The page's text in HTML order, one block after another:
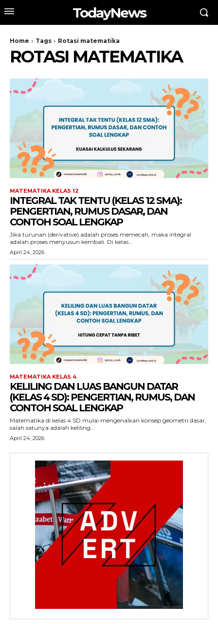
TodayNews
Home Tags Rotasi matematika
ROTASI MATEMATIKA
MATEMATIKA KELAS 12
INTEGRAL TAK TENTU (KELAS 12 SMA):
PENGERTIAN, RUMUS DASAR, DAN
CONTOH SOAL LENGKAP
Jika turunan (derivative) adalah proses memecah, maka integral
adalah proses menyusun kembali. Di kelas...
April 24, 2026
MATEMATIKA KELAS 4
KELILING DAN LUAS BANGUN DATAR
(KELAS 4 SD): PENGERTIAN, RUMUS, DAN
CONTOH SOAL LENGKAP
Matematika di kelas 4 SD mulai mengenalkan konsep geometri dasar,
salah satunya adalah keliling...
April 24, 2026